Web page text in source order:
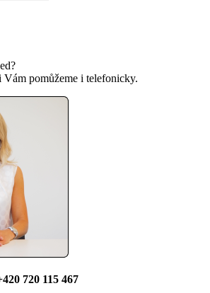
Vám pomůžeme i telefonicky.
720 115 467